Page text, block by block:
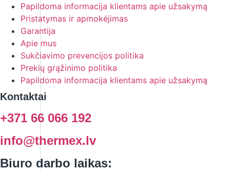
Papildoma informacija klientams apie užsakymą
Pristatymas ir apmokėjimas
Garantija
Apie mus
Sukčiavimo prevencijos politika
Prekių grąžinimo politika
Papildoma informacija klientams apie užsakymą
Kontaktai
+371 66 066 192
info@thermex.lv
Biuro darbo laikas: